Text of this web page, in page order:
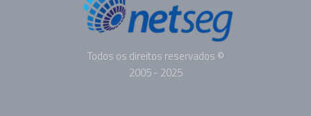
Todos os direitos reservados ©
2005 - 2025